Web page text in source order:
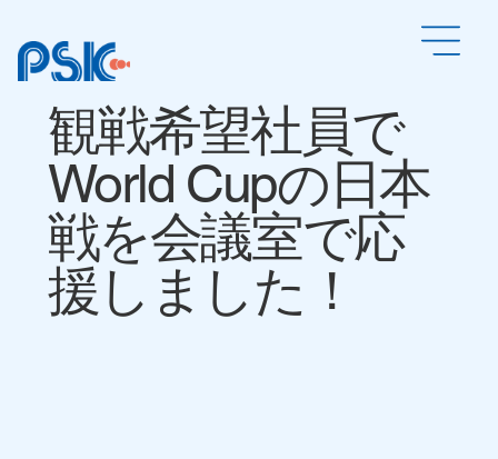
観戦希望社員で
World Cupの日本
戦を会議室で応
援しました！